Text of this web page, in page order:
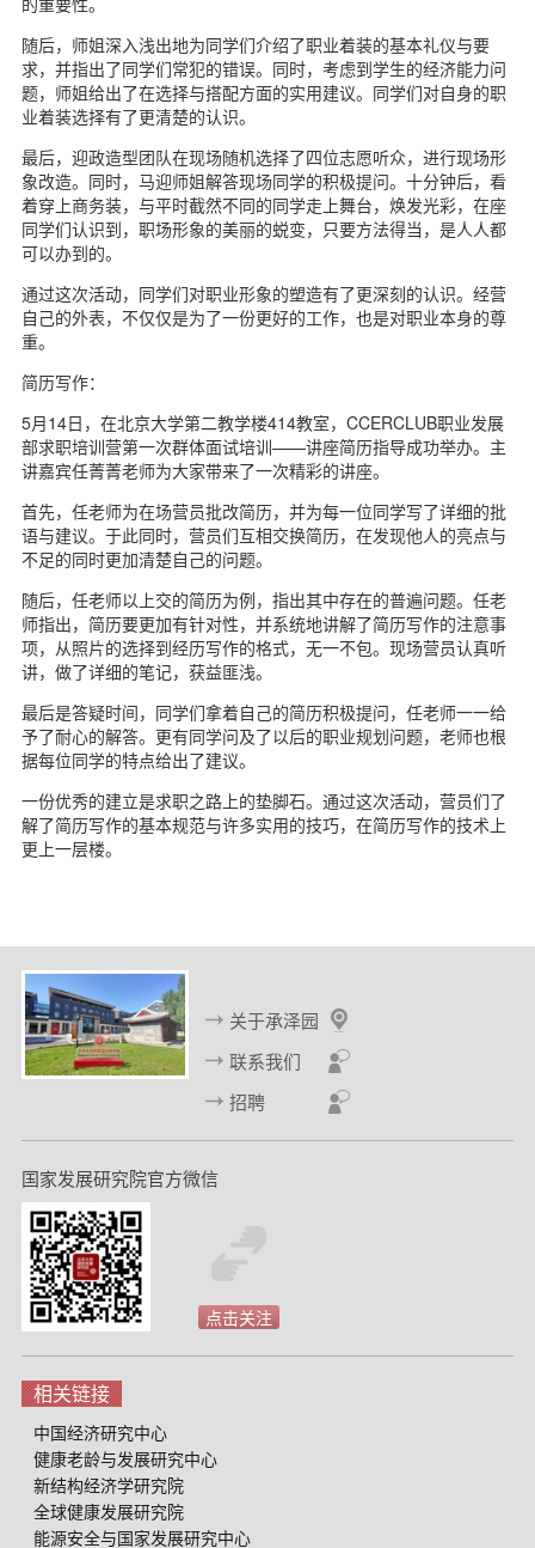
随后，师姐深入浅出地为同学们介绍了职业着装的基本礼仪与要
求，并指出了同学们常犯的错误。同时，考虑到学生的经济能力问
题，师姐给出了在选择与搭配方面的实用建议。同学们对自身的职
业着装选择有了更清楚的认识。
最后，迎政造型团队在现场随机选择了四位志愿听众，进行现场形
象改造。同时，马迎师姐解答现场同学的积极提问。十分钟后，看
着穿上商务装，与平时截然不同的同学走上舞台，焕发光彩，在座
同学们认识到，职场形象的美丽的蜕变，只要方法得当，是人人都
可以办到的。
通过这次活动，同学们对职业形象的塑造有了更深刻的认识。经营
自己的外表，不仅仅是为了一份更好的工作，也是对职业本身的尊
重。
简历写作：
5月14日，在北京大学第二教学楼414教室，CCERCLUB职业发展
部求职培训营第一次群体面试培训——讲座简历指导成功举办。主
讲嘉宾任菁菁老师为大家带来了一次精彩的讲座。
首先，任老师为在场营员批改简历，并为每一位同学写了详细的批
语与建议。于此同时，营员们互相交换简历，在发现他人的亮点与
不足的同时更加清楚自己的问题。
随后，任老师以上交的简历为例，指出其中存在的普遍问题。任老
师指出，简历要更加有针对性，并系统地讲解了简历写作的注意事
项，从照片的选择到经历写作的格式，无一不包。现场营员认真听
讲，做了详细的笔记，获益匪浅。
最后是答疑时间，同学们拿着自己的简历积极提问，任老师一一给
予了耐心的解答。更有同学问及了以后的职业规划问题，老师也根
据每位同学的特点给出了建议。
一份优秀的建立是求职之路上的垫脚石。通过这次活动，营员们了
解了简历写作的基本规范与许多实用的技巧，在简历写作的技术上
更上一层楼。
关于承泽园
联系我们
招聘
国家发展研究院官方微信
点击关注
相关链接
中国经济研究中心
健康老龄与发展研究中心
新结构经济学研究院
全球健康发展研究院
能源安全与国家发展研究中心